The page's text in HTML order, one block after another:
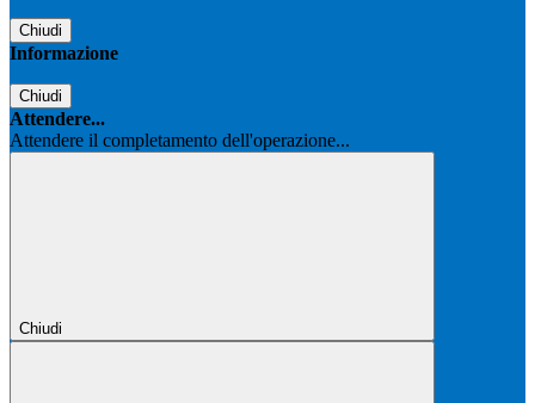
Chiudi
Informazione
Chiudi
Attendere...
Attendere il completamento dell'operazione...
Chiudi